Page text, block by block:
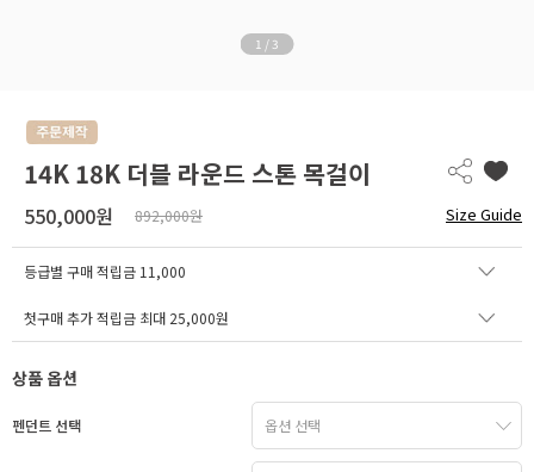
1 / 3
14K 18K 더블 라운드 스톤 목걸이
550,000원 892,000원 Size Guide
등급별 구매 적립금 11,000
첫구매 추가 적립금 최대 25,000원
상품 옵션
펜던트 선택